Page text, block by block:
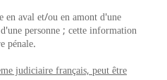
en aval et/ou en amont d'une
personne ; cette information
pénale.
judiciaire français, peut être